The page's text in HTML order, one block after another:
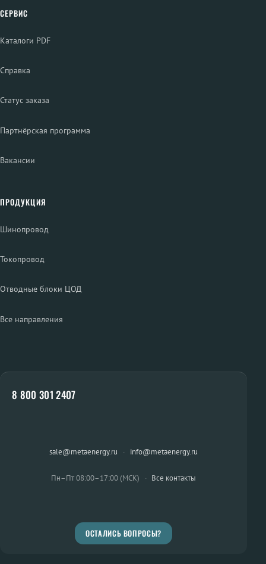
СЕРВИС
Каталоги PDF
Справка
Статус заказа
Партнёрская программа
Вакансии
ПРОДУКЦИЯ
Шинопровод
Токопровод
Отводные блоки ЦОД
Все направления
8 800 301 2407
sale@metaenergy.ru · info@metaenergy.ru
Пн–Пт 08:00–17:00 (МСК) · Все контакты
ОСТАЛИСЬ ВОПРОСЫ?